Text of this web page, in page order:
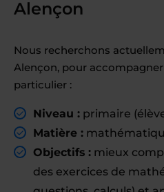
Alençon
Nous recherchons
Alençon, pour accompagner
particulier :
Niveau : primaire
Matière :
Objectifs : mieux
des exercices de